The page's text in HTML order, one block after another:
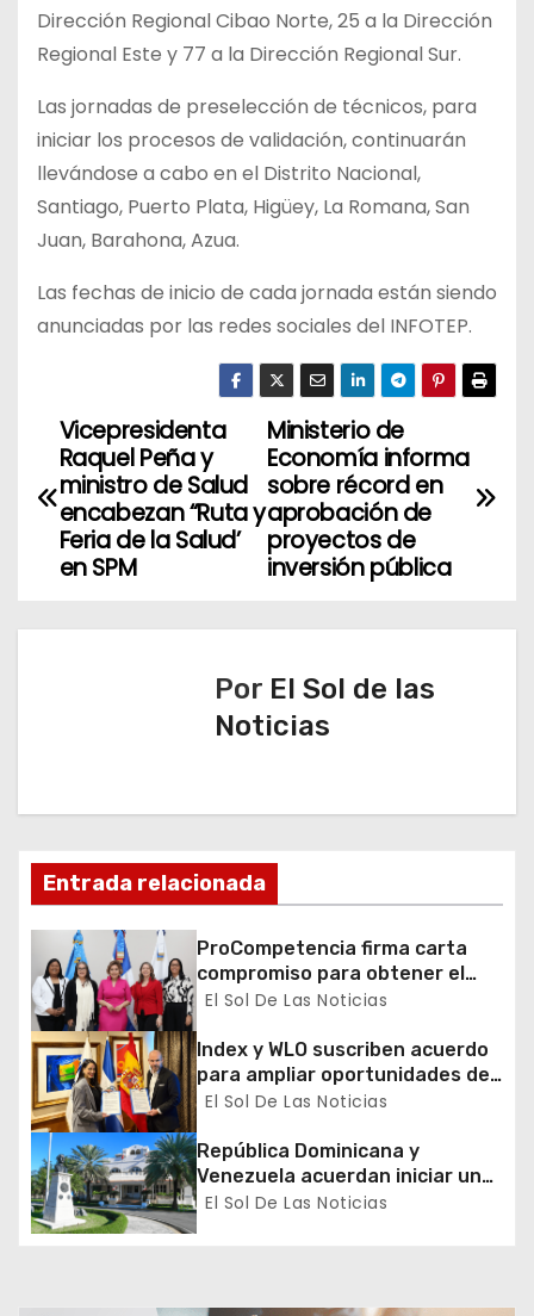
Dirección Regional Cibao Norte, 25 a la Dirección
Regional Este y 77 a la Dirección Regional Sur.
Las jornadas de preselección de técnicos, para
iniciar los procesos de validación, continuarán
llevándose a cabo en el Distrito Nacional,
Santiago, Puerto Plata, Higüey, La Romana, San
Juan, Barahona, Azua.
Las fechas de inicio de cada jornada están siendo
anunciadas por las redes sociales del INFOTEP.
N
a
g
n
d
e
e
n
t
r
a
Ministerio de
Economía informa
sobre récord en
aprobación de
proyectos de
inversión pública
Vicepresidenta
Raquel Peña y
ministro de Salud
encabezan “Ruta y
Feria de la Salud’
en SPM
Por El Sol de las
Noticias
Entrada relacionada
ProCompetencia firma carta
compromiso para obtener el
Sello Igualando RD para el
El Sol De Las Noticias
Index y WLO suscriben acuerdo
para ampliar oportunidades de
formación de dominicanos en el
El Sol De Las Noticias
República Dominicana y
Venezuela acuerdan iniciar un
proceso de normalización
El Sol De Las Noticias